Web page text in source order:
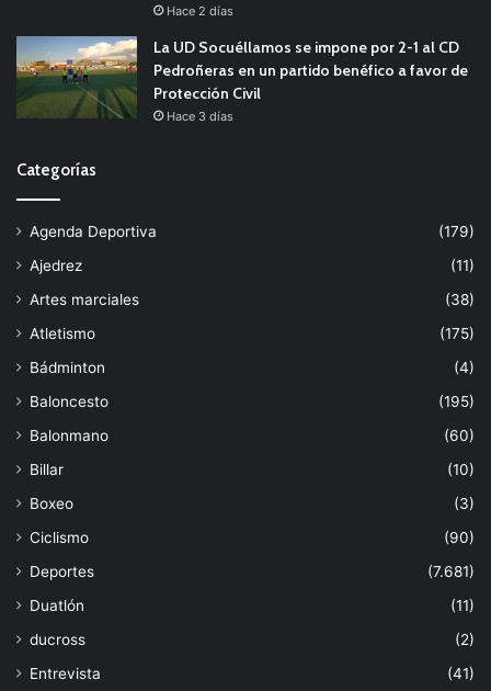
Hace 2 días
La UD Socuéllamos se impone por 2-1 al CD
Pedroñeras en un partido benéfico a favor de
Protección Civil
Hace 3 días
Categorías
Agenda Deportiva
(179)
Ajedrez
(11)
Artes marciales
(38)
Atletismo
(175)
Bádminton
(4)
Baloncesto
(195)
Balonmano
(60)
Billar
(10)
Boxeo
(3)
Ciclismo
(90)
Deportes
(7.681)
Duatlón
(11)
ducross
(2)
Entrevista
(41)